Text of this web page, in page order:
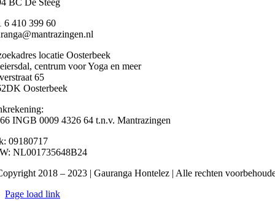
6 410 399 60
locatie Oosterbeek
centrum voor Yoga en meer
65
Oosterbeek
INGB 0009 4326 64 t.n.v. Mantrazingen
09180717
NL001735648B24
2018 – 2023 | Gauranga Hontelez | Alle rechten
Page load link